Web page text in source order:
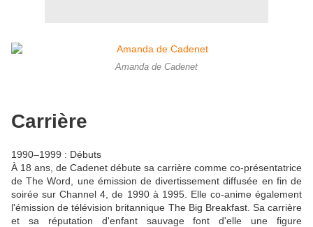
Amanda de Cadenet
Carrière
1990–1999 : Débuts
À 18 ans, de Cadenet débute sa carrière comme co-présentatrice
de The Word, une émission de divertissement diffusée en fin de
soirée sur Channel 4, de 1990 à 1995. Elle co-anime également
l'émission de télévision britannique The Big Breakfast. Sa carrière
et sa réputation d'enfant sauvage font d'elle une figure